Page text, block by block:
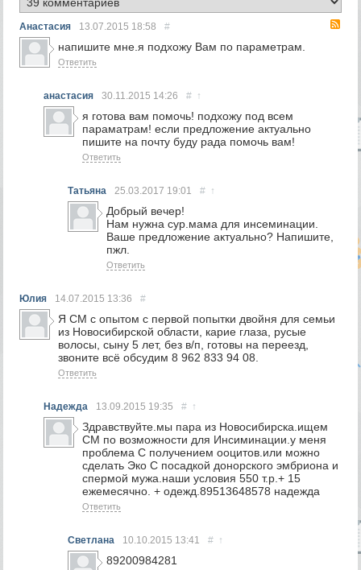
Анастасия 13.07.2015 18:58 #
напишите мне.я подхожу Вам по параметрам.
Ответить
анастасия 30.11.2015 14:26 # ↑
я готова вам помочь! подхожу под всем
параматрам! если предложение актуально
пишите на почту буду рада помочь вам!
Ответить
Татьяна 25.03.2017 19:01 # ↑
Добрый вечер!
Нам нужна сур.мама для инсеминации.
Ваше предложение актуально? Напишите,
пжл.
Ответить
Юлия 14.07.2015 13:36 #
Я СМ с опытом с первой попытки двойня для семьи
из Новосибирской области, карие глаза, русые
волосы, сыну 5 лет, без в/п, готовы на переезд,
звоните всё обсудим 8 962 833 94 08.
Ответить
Надежда 13.09.2015 19:35 # ↑
Здравствуйте.мы пара из Новосибирска.ищем
СМ по возможности для Инсиминации.у меня
проблема С получением ооцитов.или можно
сделать Эко С посадкой донорского эмбриона и
спермой мужа.наши условия 550 т.р.+ 15
ежемесячно. + одежд.89513648578 надежда
Ответить
Светлана 10.10.2015 13:41 # ↑
89200984281